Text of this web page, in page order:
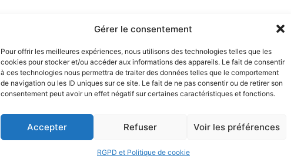
Gérer le consentement
Pour offrir les meilleures expériences, nous utilisons des technologies telles que les
cookies pour stocker et/ou accéder aux informations des appareils. Le fait de consentir
à ces technologies nous permettra de traiter des données telles que le comportement
de navigation ou les ID uniques sur ce site. Le fait de ne pas consentir ou de retirer son
consentement peut avoir un effet négatif sur certaines caractéristiques et fonctions.
Accepter Refuser Voir les préférences
RGPD et Politique de cookie